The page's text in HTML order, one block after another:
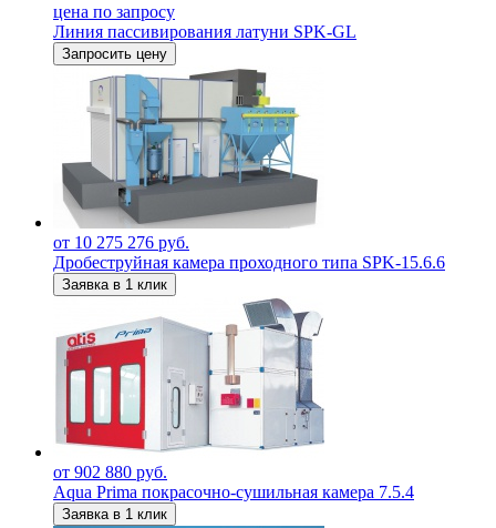
цена по запросу
Линия пассивирования латуни SPK-GL
Запросить цену
от 10 275 276 руб.
Дробеструйная камера проходного типа SPK-15.6.6
Заявка в 1 клик
от 902 880 руб.
Aqua Prima покрасочно-сушильная камера 7.5.4
Заявка в 1 клик